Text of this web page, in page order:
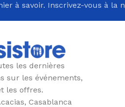
à savoir. Inscrivez-vous à la
les dernières
sur les événements,
les offres.
Casablanca